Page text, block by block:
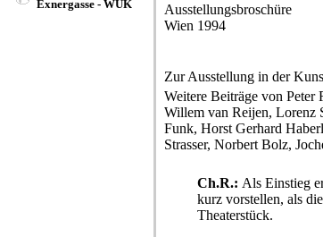
Exnergasse - WUK
Ausstellungsbroschüre
Wien 1994
Zur Ausstellung in der
Weitere Beiträge von Peter
Willem van Reijen, Lorenz
Funk, Horst Gerhard
Strasser, Norbert Bolz,
Ch.R.: Als Einstieg
kurz vorstellen, als
Theaterstück.